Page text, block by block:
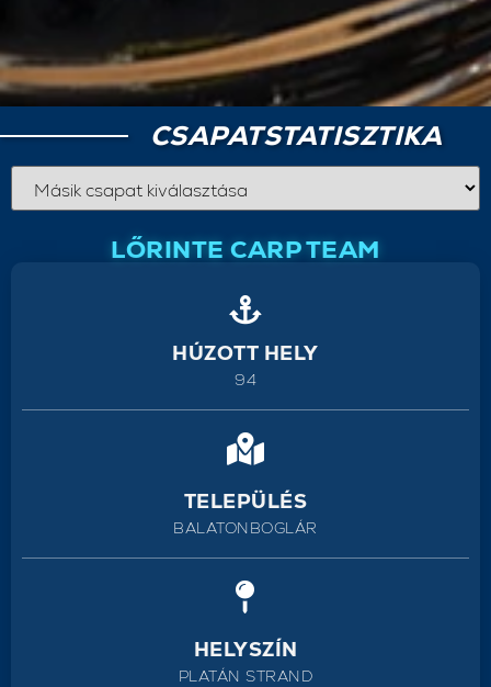
CSAPATSTATISZTIKA
LŐRINTE CARP TEAM
HÚZOTT HELY
94
TELEPÜLÉS
BALATONBOGLÁR
HELYSZÍN
PLATÁN STRAND